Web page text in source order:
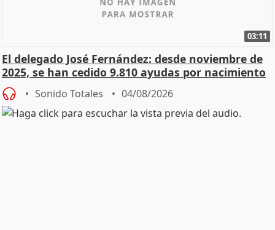
03:11
El delegado José Fernández: desde noviembre de
2025, se han cedido 9.810 ayudas por nacimiento
Sonido Totales 04/08/2026